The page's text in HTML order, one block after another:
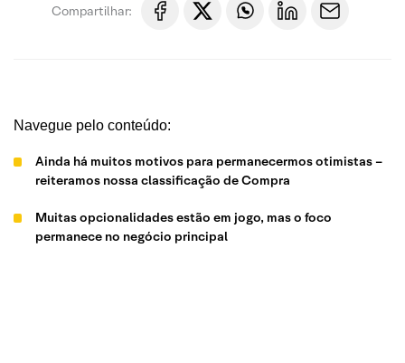
Compartilhar:
Navegue pelo conteúdo:
Ainda há muitos motivos para permanecermos otimistas –
reiteramos nossa classificação de Compra
Muitas opcionalidades estão em jogo, mas o foco
permanece no negócio principal